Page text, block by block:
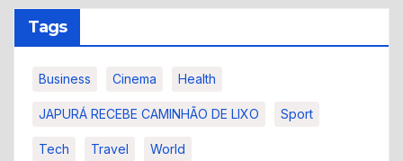
Tags
Business Cinema Health
JAPURÁ RECEBE CAMINHÃO DE LIXO Sport
Tech Travel World